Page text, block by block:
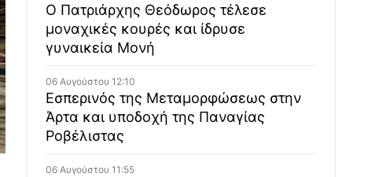
Ο Πατριάρχης Θεόδωρος τέλεσε
μοναχικές κουρές και ίδρυσε
γυναικεία Μονή
06 Αυγούστου 12:10
Εσπερινός της Μεταμορφώσεως στην
Άρτα και υποδοχή της Παναγίας
Ροβέλιστας
06 Αυγούστου 11:55